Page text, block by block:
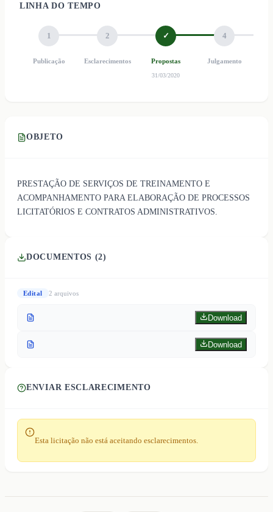
LINHA DO TEMPO
1
Publicação
2
Esclarecimentos
✓
Propostas
31/03/2020
4
Julgamento
OBJETO
PRESTAÇÃO DE SERVIÇOS DE TREINAMENTO E
ACOMPANHAMENTO PARA ELABORAÇÃO DE PROCESSOS
LICITATÓRIOS E CONTRATOS ADMINISTRATIVOS.
DOCUMENTOS (2)
Edital 2 arquivos
Download
Download
ENVIAR ESCLARECIMENTO
Esta licitação não está aceitando esclarecimentos.